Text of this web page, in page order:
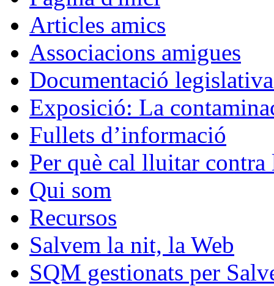
Articles amics
Associacions amigues
Documentació
Exposició: La
Fullets d’informació
Per què cal lluitar
Qui som
Recursos
Salvem la nit, la Web
SQM gestionats per